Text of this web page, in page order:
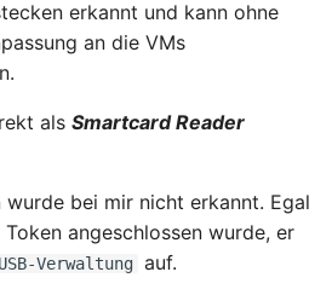
erkannt und kann ohne
an die VMs
als Smartcard Reader
wurde bei mir nicht erkannt. Egal
angeschlossen wurde, er
USB-Verwaltung auf.